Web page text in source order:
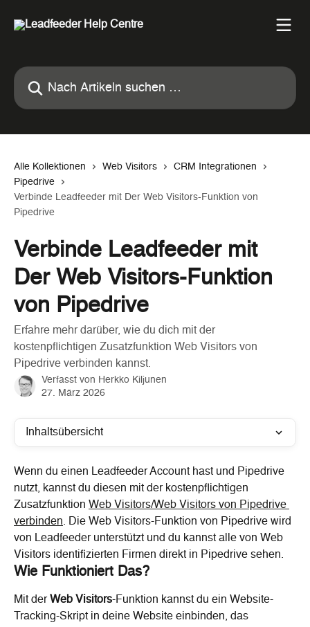
Nach Artikeln suchen …
Alle Kollektionen Web Visitors
CRM Integrationen
Pipedrive
Verbinde Leadfeeder mit Der Web Visitors-Funktion von
Pipedrive
Verbinde Leadfeeder mit
Der Web Visitors-Funktion
von Pipedrive
Erfahre mehr darüber, wie du dich mit der
kostenpflichtigen Zusatzfunktion Web Visitors von
Pipedrive verbinden kannst.
Verfasst von Herkko Kiljunen
27. März 2026
Inhaltsübersicht
Wenn du einen Leadfeeder Account hast und Pipedrive
nutzt, kannst du diesen mit der kostenpflichtigen
Zusatzfunktion Web Visitors/Web Visitors von Pipedrive
verbinden. Die Web Visitors-Funktion von Pipedrive wird
von Leadfeeder unterstützt und du kannst alle von Web
Visitors identifizierten Firmen direkt in Pipedrive sehen.
Wie Funktioniert Das?
Mit der Web Visitors-Funktion kannst du ein Website-
Tracking-Skript in deine Website einbinden, das